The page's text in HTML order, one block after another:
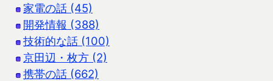
家電の話 (45)
開発情報 (388)
技術的な話 (100)
京田辺・枚方 (2)
携帯の話 (662)